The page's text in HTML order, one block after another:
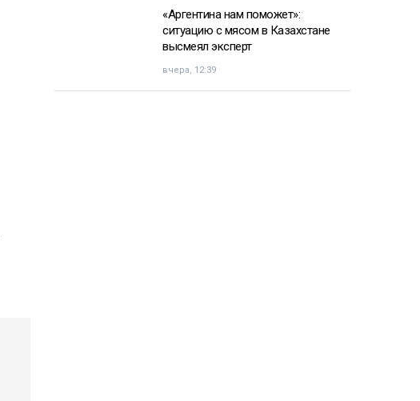
«Аргентина нам поможет»:
ситуацию с мясом в Казахстане
высмеял эксперт
вчера, 12:39